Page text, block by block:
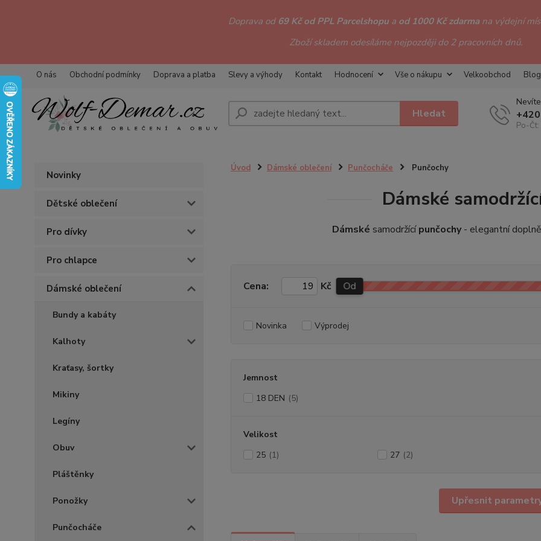
Doprava od 69 Kč od PPL Parcelshopua od 1000 Kč zdarma na výdejní
Zboží skladem odesíláme nejpozději do 2 pracovních dnů.
O nás Obchodní podmínky Doprava a platba Slevy a výhody Kontakt Hodnocení Vše o nákupu Velkoobchod Blog
Hledat
Po-
Novinky
Dětské oblečení
Pro dívky
Pro chlapce
Dámské oblečení
Bundy a kabáty
Kalhoty
Kraťasy, šortky
Mikiny
Legíny
Obuv
Pláštěnky
Ponožky
Punčocháče
Úvod Dámské oblečení Punčocháče Punčochy
Dámské
Dámské samodržícípunčochy- elegantní
Upřesnit
Cena: Kč Od
Novinka Výprodej
Jemnost
18 DEN (5)
Velikost
25 (1) 27 (2)